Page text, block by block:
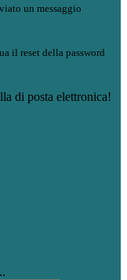
un messaggio
il reset della password
di posta elettronica!